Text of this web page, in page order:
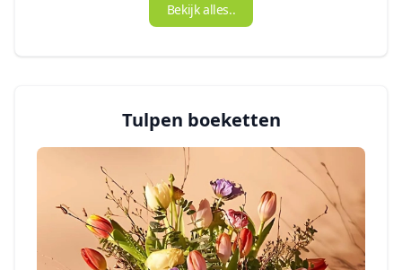
Bekijk alles..
Tulpen boeketten